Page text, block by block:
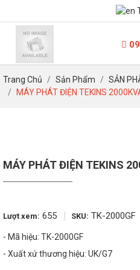
250kVA - Dưới 500kVA
800kVA - Dưới 1500kVA
Trang Chủ Sản Phẩm
SẢN
MÁY PHÁT ĐIỆN TEKINS
MÁY PHÁT ĐIỆN TEKINS
Lượt xem: 655 SKU: TK-2000GF
- Mã hiệu: TK-2000GF
- Xuất xứ thương hiệu: UK/G7